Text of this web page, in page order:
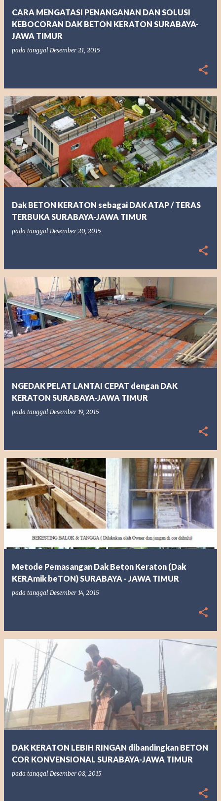
CARA MENGATASI PENANGANAN DAN SOLUSI
KEBOCORAN DAK BETON KERATON SURABAYA-
JAWA TIMUR
pada tanggal Desember 21, 2015
Dak BETON KERATON sebagai DAK ATAP / TERAS
TERBUKA SURABAYA-JAWA TIMUR
pada tanggal Desember 20, 2015
NGEDAK PELAT LANTAI CEPAT dengan DAK
KERATON SURABAYA-JAWA TIMUR
pada tanggal Desember 19, 2015
Metode Pemasangan Dak Beton Keraton (Dak
KERAmik beTON) SURABAYA - JAWA TIMUR
pada tanggal Desember 14, 2015
DAK KERATON LEBIH RINGAN dibandingkan BETON
COR KONVENSIONAL SURABAYA-JAWA TIMUR
pada tanggal Desember 08, 2015